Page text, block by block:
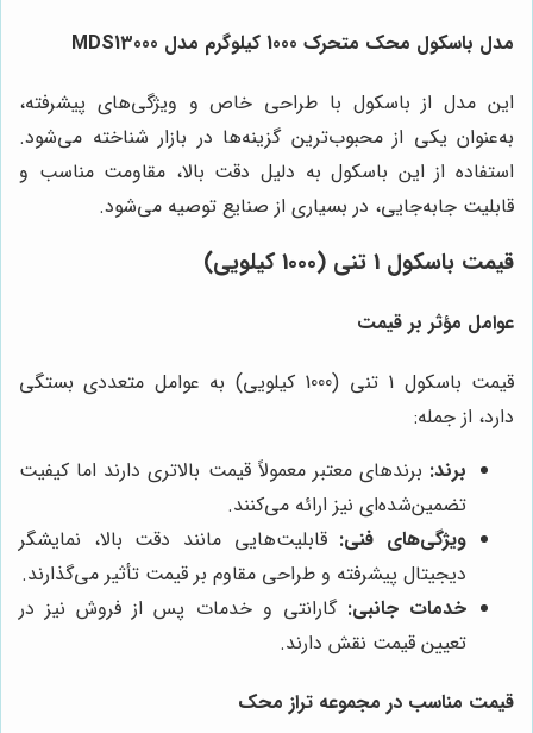
مدل باسکول محک متحرک 1000 کیلوگرم مدل MDS13000
این مدل از باسکول با طراحی خاص و ویژگی‌های پیشرفته،
به‌عنوان یکی از محبوب‌ترین گزینه‌ها در بازار شناخته می‌شود.
استفاده از این باسکول به دلیل دقت بالا، مقاومت مناسب و
قابلیت جابه‌جایی، در بسیاری از صنایع توصیه می‌شود.
قیمت باسکول 1 تنی (1000 کیلویی)
عوامل مؤثر بر قیمت
قیمت باسکول 1 تنی (1000 کیلویی) به عوامل متعددی بستگی
دارد، از جمله:
برند: برندهای معتبر معمولاً قیمت بالاتری دارند اما کیفیت
تضمین‌شده‌ای نیز ارائه می‌کنند.
ویژگی‌های فنی: قابلیت‌هایی مانند دقت بالا، نمایشگر
دیجیتال پیشرفته و طراحی مقاوم بر قیمت تأثیر می‌گذارند.
خدمات جانبی: گارانتی و خدمات پس از فروش نیز در
تعیین قیمت نقش دارند.
قیمت مناسب در مجموعه تراز محک